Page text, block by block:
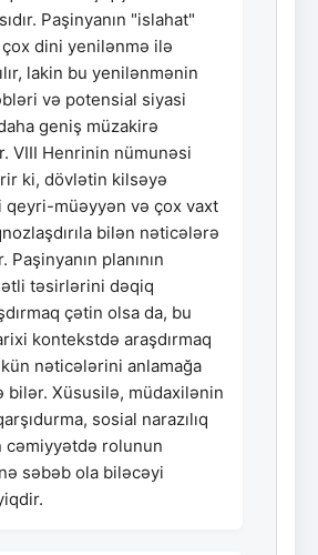
Paşinyanın "islahat"
çox dini yenilənmə ilə
lakin bu yenilənmənin
və potensial siyasi
geniş müzakirə
VIII Henrinin nümunəsi
ki, dövlətin kilsəyə
qeyri-müəyyən və çox vaxt
bilən nəticələrə
planının
təsirlərini dəqiq
çətin olsa da, bu
kontekstdə araşdırmaq
nəticələrini anlamağa
bilər. Xüsusilə, müdaxilənin
sosial narazılıq
cəmiyyətdə rolunun
səbəb ola biləcəyi